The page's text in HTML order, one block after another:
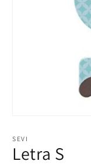
multimedia
una
SEVI
Letra S